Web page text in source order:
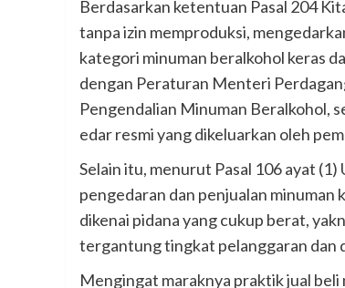
Berdasarkan ketentuan Pasal 204
tanpa izin memproduksi,
kategori minuman beralkohol keras
dengan Peraturan Menteri
Pengendalian Minuman Beralkohol,
edar resmi yang dikeluarkan oleh
Selain itu, menurut Pasal 106 ayat
pengedaran dan penjualan minuman
dikenai pidana yang cukup berat,
tergantung tingkat pelanggaran dan
Mengingat maraknya praktik jual beli